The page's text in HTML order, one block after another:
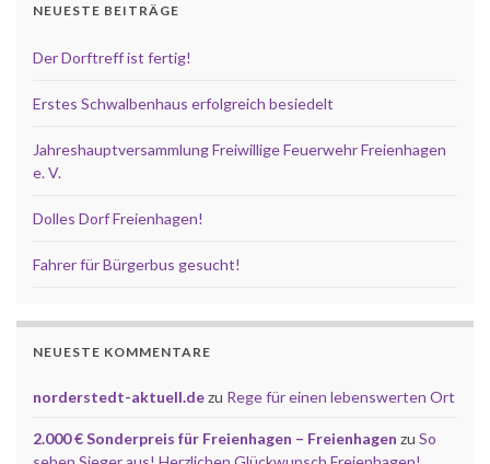
NEUESTE BEITRÄGE
Der Dorftreff ist fertig!
Erstes Schwalbenhaus erfolgreich besiedelt
Jahreshauptversammlung Freiwillige Feuerwehr Freienhagen
e. V.
Dolles Dorf Freienhagen!
Fahrer für Bürgerbus gesucht!
NEUESTE KOMMENTARE
norderstedt-aktuell.dezu Rege für einen lebenswerten Ort
2.000 € Sonderpreis für Freienhagen – Freienhagen zu So